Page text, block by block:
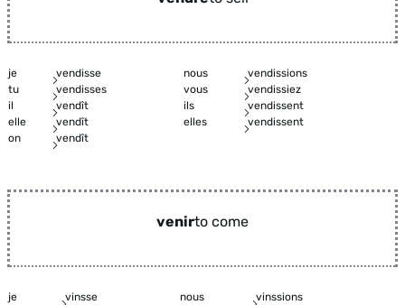
je vendisse nous
vendissions
tu
vendisses vous
vendissiez
il
vendît ils
vendissent
elle
vendît elles
vendissent
on
vendît
venirto come
je vinsse nous
vinssions